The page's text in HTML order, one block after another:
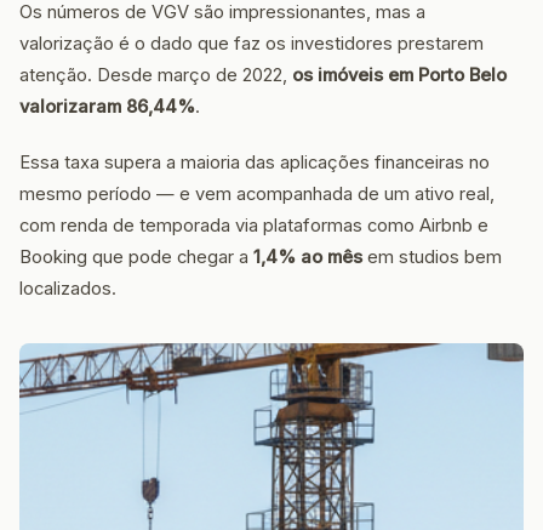
Os números de VGV são impressionantes, mas a
valorização é o dado que faz os investidores prestarem
atenção. Desde março de 2022, os imóveis em Porto Belo
valorizaram 86,44%.
Essa taxa supera a maioria das aplicações financeiras no
mesmo período — e vem acompanhada de um ativo real,
com renda de temporada via plataformas como Airbnb e
Booking que pode chegar a 1,4% ao mêsem studios bem
localizados.